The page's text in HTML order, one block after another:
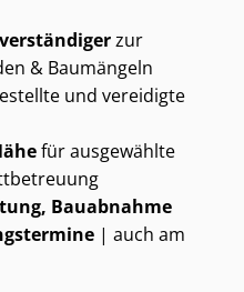
zur
& Baumängeln
und vereidigte
für ausgewählte
Bauabnahme
| auch am